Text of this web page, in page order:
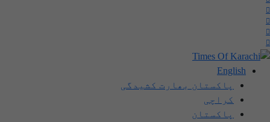
English
پاکستان بھارت کشیدگی
کراچی
پاکستان